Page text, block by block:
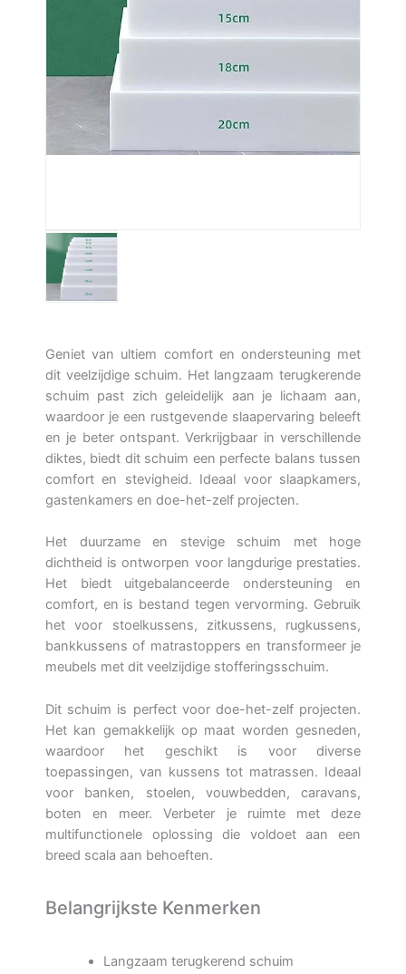
Geniet van ultiem comfort en ondersteuning met
dit veelzijdige schuim. Het langzaam terugkerende
schuim past zich geleidelijk aan je lichaam aan,
waardoor je een rustgevende slaapervaring beleeft
en je beter ontspant. Verkrijgbaar in verschillende
diktes, biedt dit schuim een perfecte balans tussen
comfort en stevigheid. Ideaal voor slaapkamers,
gastenkamers en doe-het-zelf projecten.
Het duurzame en stevige schuim met hoge
dichtheid is ontworpen voor langdurige prestaties.
Het biedt uitgebalanceerde ondersteuning en
comfort, en is bestand tegen vervorming. Gebruik
het voor stoelkussens, zitkussens, rugkussens,
bankkussens of matrastoppers en transformeer je
meubels met dit veelzijdige stofferingsschuim.
Dit schuim is perfect voor doe-het-zelf projecten.
Het kan gemakkelijk op maat worden gesneden,
waardoor het geschikt is voor diverse
toepassingen, van kussens tot matrassen. Ideaal
voor banken, stoelen, vouwbedden, caravans,
boten en meer. Verbeter je ruimte met deze
multifunctionele oplossing die voldoet aan een
breed scala aan behoeften.
Belangrijkste Kenmerken
Langzaam terugkerend schuim